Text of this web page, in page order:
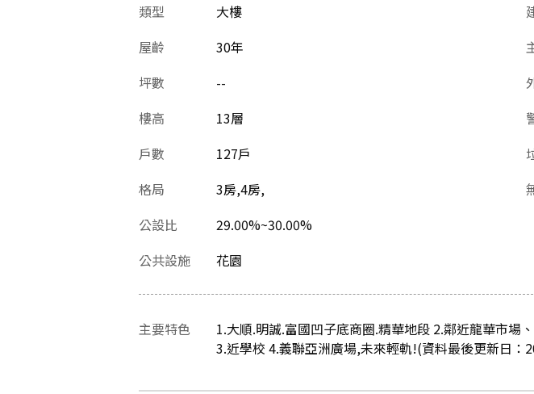
類型
大樓
屋齡
30年
坪數
--
樓高
13層
戶數
127戶
格局
3房,4房,
公設比
29.00%~30.00%
公共設施 花園
主要特色
1.大順.明誠.富國凹子底商圈.精華地段 2.鄰近龍華市場
3.近學校 4.義聯亞洲廣場,未來輕軌!(資料最後更新日：